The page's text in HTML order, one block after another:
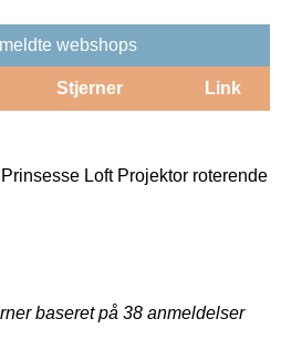
webshops
Stjerner Link
Loft Projektor roterende
baseret på 38 anmeldelser